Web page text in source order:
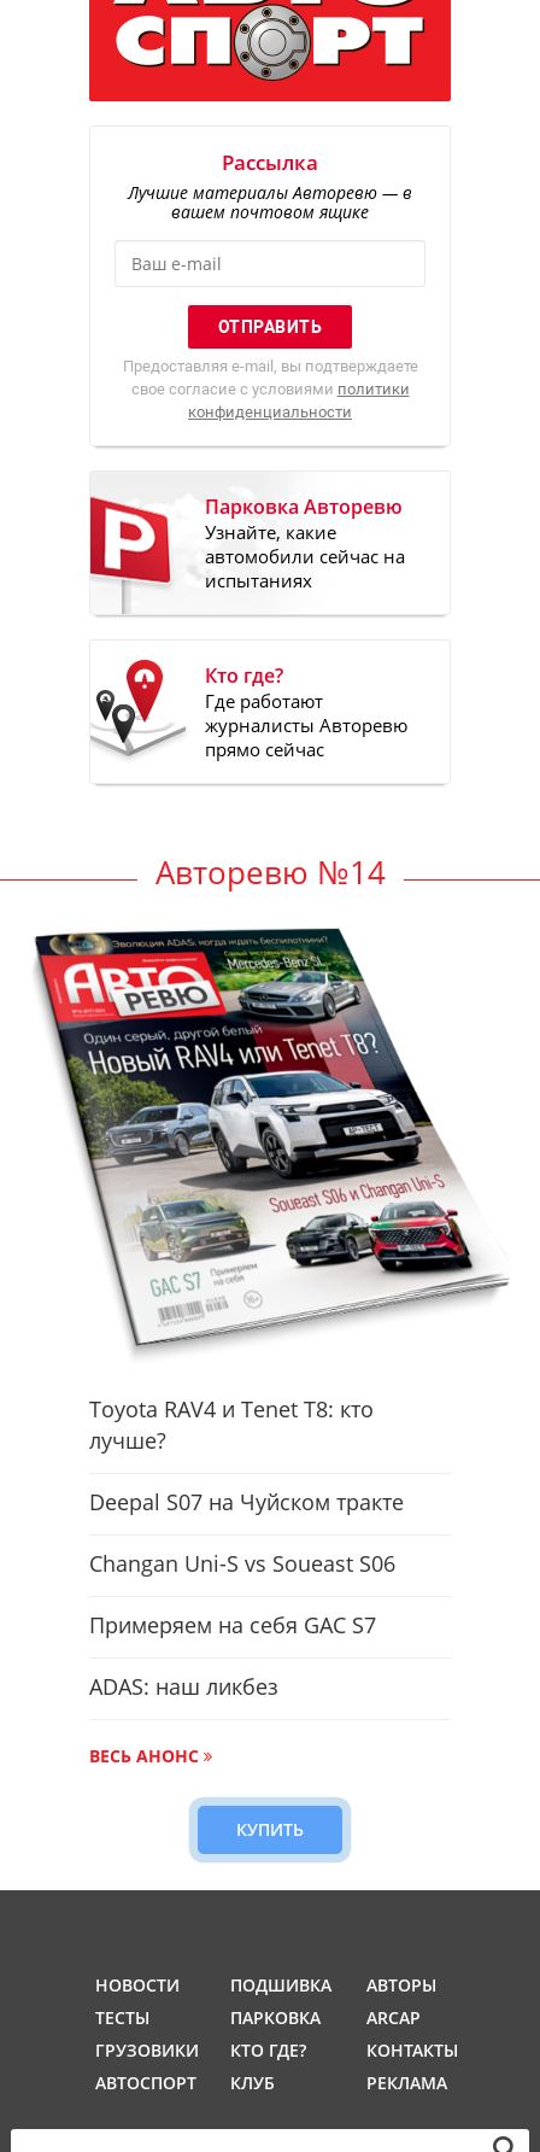
Рассылка
Лучшие материалы Авторевю — в
вашем почтовом ящике
Предоставляя e-mail, вы подтверждаете
свое согласие с условиями политики
конфиденциальности
Парковка Авторевю
Узнайте, какие
автомобили сейчас на
испытаниях
Кто где?
Где работают
журналисты Авторевю
прямо сейчас
Авторевю №14
Toyota RAV4 и Tenet T8: кто
лучше?
Deepal S07 на Чуйском тракте
Changan Uni-S vs Soueast S06
Примеряем на себя GAC S7
ADAS: наш ликбез
ВЕСЬ АНОНС
КУПИТЬ
НОВОСТИ
ТЕСТЫ
ГРУЗОВИКИ
АВТОСПОРТ
ПОДШИВКА
ПАРКОВКА
КТО ГДЕ?
КЛУБ
АВТОРЫ
ARCAP
КОНТАКТЫ
РЕКЛАМА